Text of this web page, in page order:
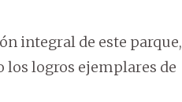
integral de este parque,
los logros ejemplares de